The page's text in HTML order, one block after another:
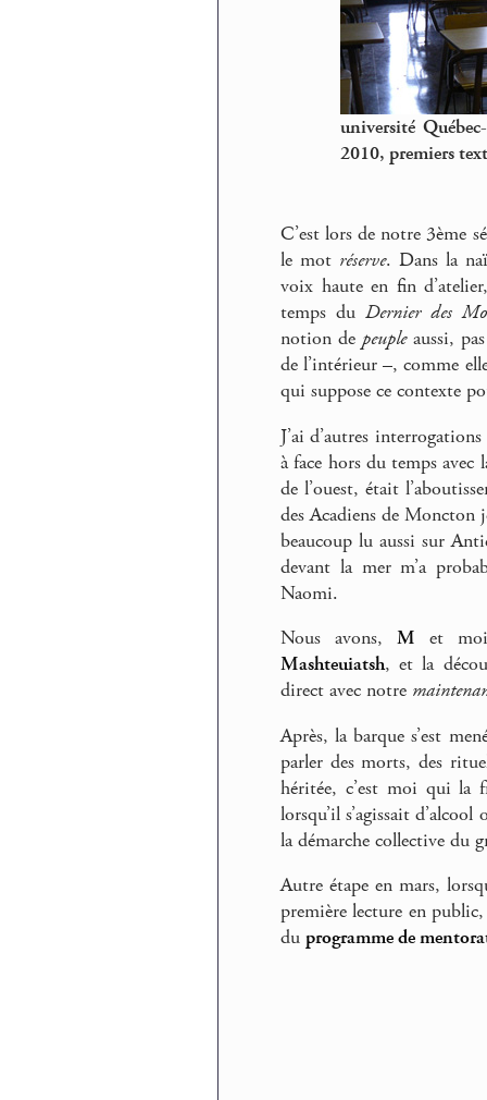
université
2010, premiers
C’est lors de notre 3ème
le mot réserve. Dans la
voix haute en fin
temps du Dernier des
notion depeupleaussi,
de l’intérieur –, comme
qui suppose ce contexte
J’ai d’autres
à face hors du temps
de l’ouest, était
des Acadiens de Moncton
beaucoup lu aussi sur
devant la mer m’a
Naomi.
Nous avons,M et
Mashteuiatsh, et la
direct avec notre
Après, la barque s’est
parler des morts, des
héritée, c’est moi qui la
lorsqu’il s’agissait
la démarche collective du
Autre étape en mars,
première lecture en
du programme de